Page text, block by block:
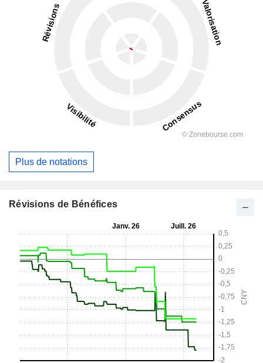
Plus de notations
Révisions de Bénéfices